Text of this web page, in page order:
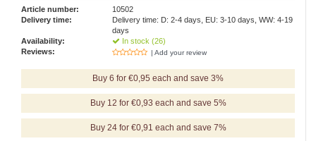
Article number:
10502
Delivery time:
Delivery time: D: 2-4 days, EU: 3-10 days, WW: 4-19
days
Availability:
In stock (26)
Reviews:
| Add your review
Buy 6 for €0,95 each and save 3%
Buy 12 for €0,93 each and save 5%
Buy 24 for €0,91 each and save 7%